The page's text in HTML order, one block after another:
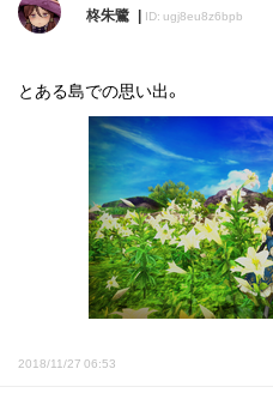
柊朱鷺 ID: ugj8eu8z6bpb
とある島での思い出。
2018/11/27 06:53